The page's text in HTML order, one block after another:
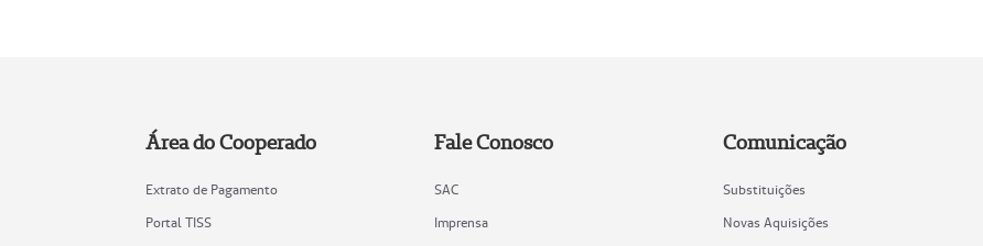
Área do Cooperado
Extrato de Pagamento
Portal TISS
Fale Conosco
SAC
Imprensa
Comunicação
Substituições
Novas Aquisições